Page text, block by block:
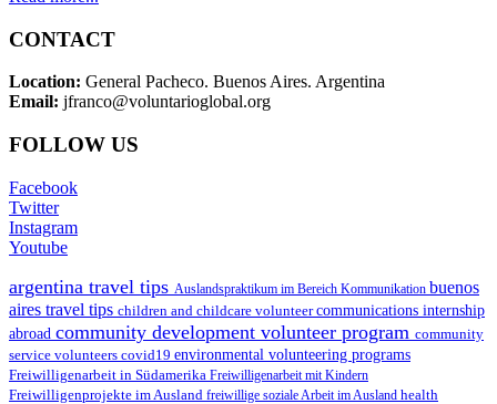
CONTACT
Location: General Pacheco. Buenos Aires. Argentina
Email: jfranco@voluntarioglobal.org
FOLLOW US
Facebook
Twitter
Instagram
Youtube
argentina travel tips Auslandspraktikum im Bereich Kommunikation buenos
aires travel tips children and childcare volunteercommunications internship
abroad community development volunteer program community
service volunteers covid19 environmental volunteering programs
Freiwilligenarbeit in Südamerika Freiwilligenarbeit mit Kindern
Freiwilligenprojekte im Ausland freiwillige soziale Arbeit im Ausland health